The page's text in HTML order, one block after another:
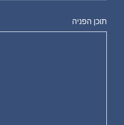
תוכן הפניה